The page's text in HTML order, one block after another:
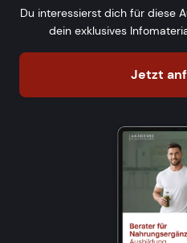
Du interessierst dich für diese
dein exklusives
Jetzt